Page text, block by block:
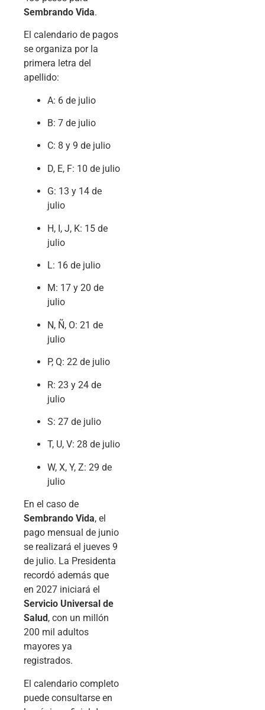
Sembrando Vida.
El calendario de pagos
se organiza por la
primera letra del
apellido:
A: 6 de julio
B: 7 de julio
C: 8 y 9 de julio
D, E, F: 10 de julio
G: 13 y 14 de
julio
H, I, J, K: 15 de
julio
L: 16 de julio
M: 17 y 20 de
julio
N, Ñ, O: 21 de
julio
P, Q: 22 de julio
R: 23 y 24 de
julio
S: 27 de julio
T, U, V: 28 de julio
W, X, Y, Z: 29 de
julio
En el caso de
Sembrando Vida, el
pago mensual de junio
se realizará el jueves 9
de julio. La Presidenta
recordó además que
en 2027 iniciará el
Servicio Universal de
Salud, con un millón
200 mil adultos
mayores ya
registrados.
El calendario completo
puede consultarse en